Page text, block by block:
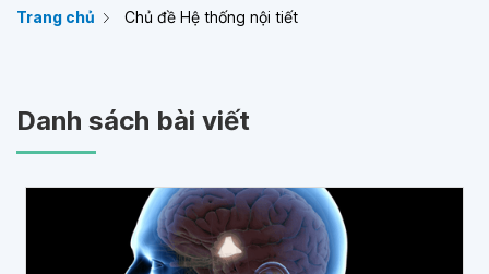
Trang chủ Chủ đề Hệ thống nội tiết
Danh sách bài viết